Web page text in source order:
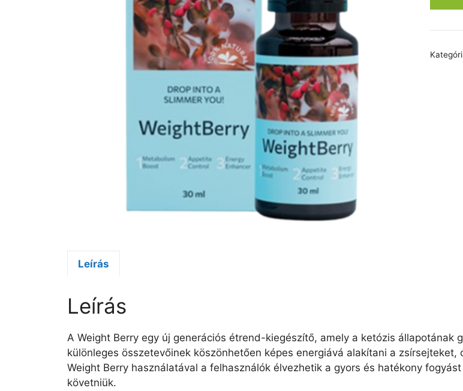
Leírás
Leírás
A Weight Berry egy új generációs étrend-kiegészítő, amely a ketózis állapotának
különleges összetevőinek köszönhetően képes energiává alakítani a
Weight Berry használatával a felhasználók élvezhetik a gyors és hatékony
követniük.